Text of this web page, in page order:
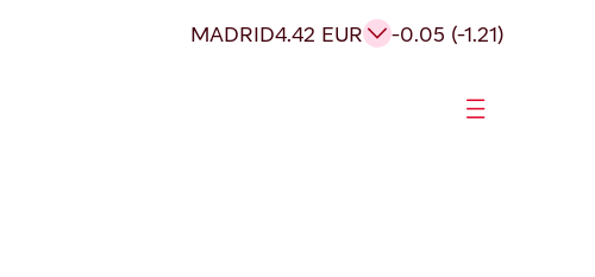
MADRID4.42 EUR -0.05 (-1.21)